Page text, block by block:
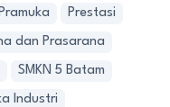
Pramuka Prestasi
dan Prasarana
SMKN 5 Batam
Industri